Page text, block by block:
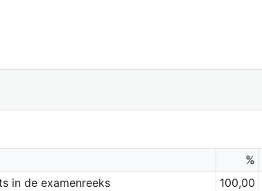
%
in de examenreeks 100,00